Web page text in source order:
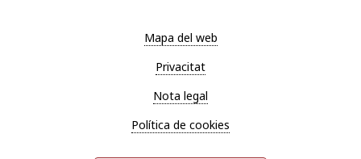
Mapa del web
Privacitat
Nota legal
Política de cookies